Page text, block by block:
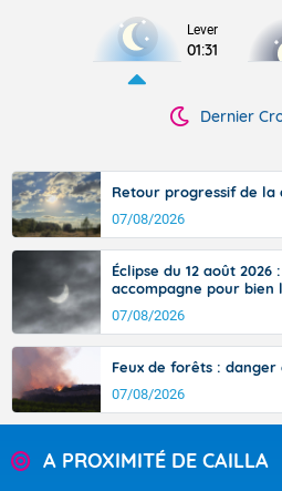
Lever
01:31
Dernier
Retour progressif de la
07/08/2026
Éclipse du 12 août
accompagne pour bien
07/08/2026
Feux de forêts : danger
07/08/2026
A PROXIMITÉ DE CAILLA